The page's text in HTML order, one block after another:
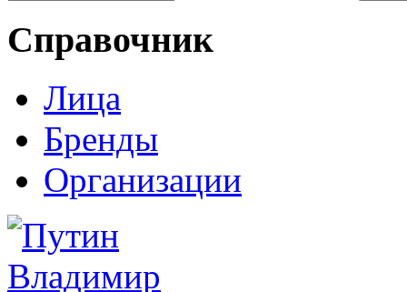
Справочник
Лица
Бренды
Организации